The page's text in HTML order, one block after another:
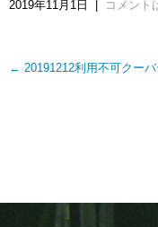
2019年11月1日 コメント
Post
← 20191212利用不可クー